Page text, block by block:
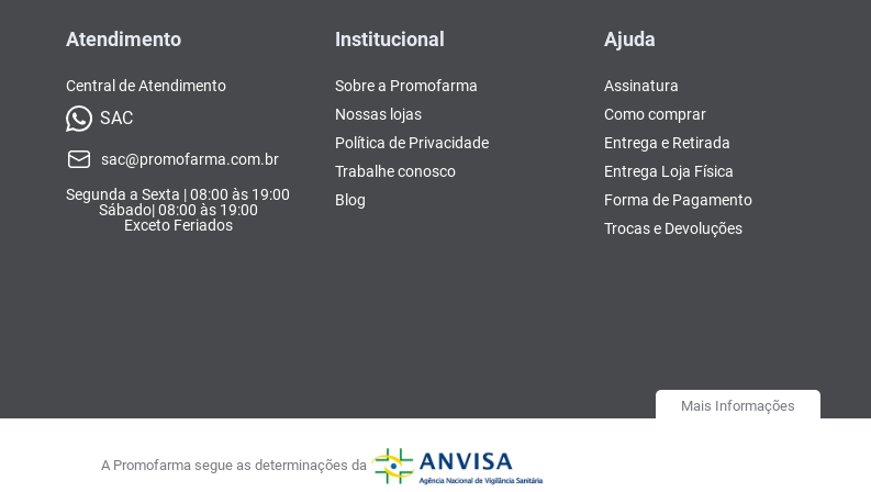
Atendimento
Central de Atendimento
SAC
sac@promofarma.com.br
Segunda a Sexta | 08:00 às 19:00
Sábado| 08:00 às 19:00
Exceto Feriados
Institucional
Sobre a Promofarma
Nossas lojas
Política de Privacidade
Trabalhe conosco
Blog
Ajuda
Assinatura
Como comprar
Entrega e Retirada
Entrega Loja Física
Forma de Pagamento
Trocas e Devoluções
Mais Informações
A Promofarma segue as determinações da